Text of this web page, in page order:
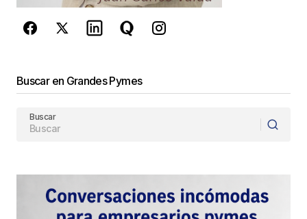
Buscar en Grandes Pymes
Buscar